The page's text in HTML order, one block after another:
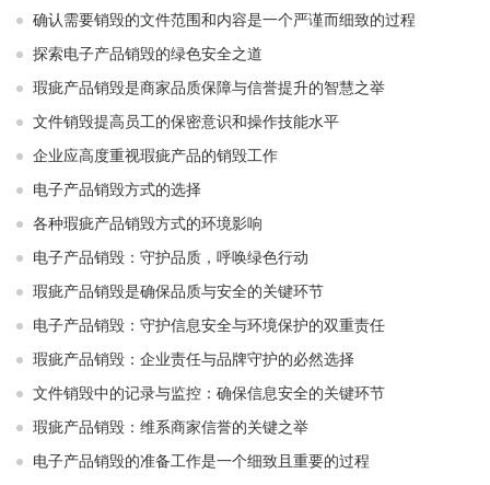
确认需要销毁的文件范围和内容是一个严谨而细致的过程
探索电子产品销毁的绿色安全之道
瑕疵产品销毁是商家品质保障与信誉提升的智慧之举
文件销毁提高员工的保密意识和操作技能水平
企业应高度重视瑕疵产品的销毁工作
电子产品销毁方式的选择
各种瑕疵产品销毁方式的环境影响
电子产品销毁：守护品质，呼唤绿色行动
瑕疵产品销毁是确保品质与安全的关键环节
电子产品销毁：守护信息安全与环境保护的双重责任
瑕疵产品销毁：企业责任与品牌守护的必然选择
文件销毁中的记录与监控：确保信息安全的关键环节
瑕疵产品销毁：维系商家信誉的关键之举
电子产品销毁的准备工作是一个细致且重要的过程